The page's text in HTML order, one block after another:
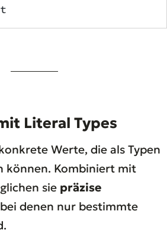
Literal Types
Werte, die als Typen
können. Kombiniert mit
sie präzise
denen nur bestimmte